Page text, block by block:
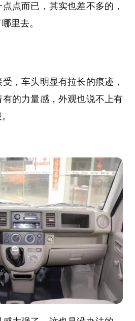
点而已，其实也差不多的，
里去。
，车头明显有拉长的痕迹，
的力量感，外观也说不上有